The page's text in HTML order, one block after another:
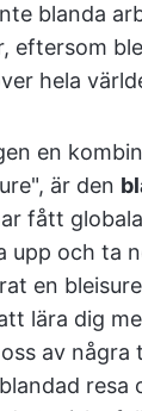
blanda
eftersom
hela
en
är den
fått
upp och ta
en
lära dig
av
resa